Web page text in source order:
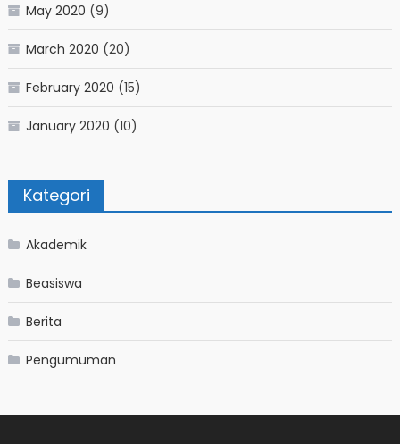
May 2020 (9)
March 2020 (20)
February 2020 (15)
January 2020 (10)
Kategori
Akademik
Beasiswa
Berita
Pengumuman